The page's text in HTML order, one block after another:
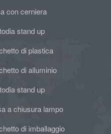
con cerniera
stand up
di plastica
di alluminio
stand up
a chiusura lampo
di imballaggio